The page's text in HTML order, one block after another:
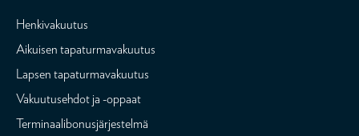
Henkivakuutus
Aikuisen tapaturmavakuutus
Lapsen tapaturmavakuutus
Vakuutusehdot ja -oppaat
Terminaalibonusjärjestelmä